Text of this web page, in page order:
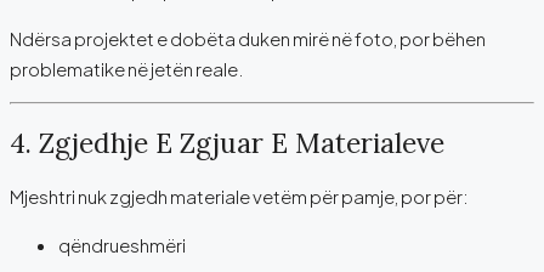
Ndërsa projektet e dobëta duken mirë në foto, por bëhen
problematike në jetën reale.
4. Zgjedhje E Zgjuar E Materialeve
Mjeshtri nuk zgjedh materiale vetëm për pamje, por për:
qëndrueshmëri